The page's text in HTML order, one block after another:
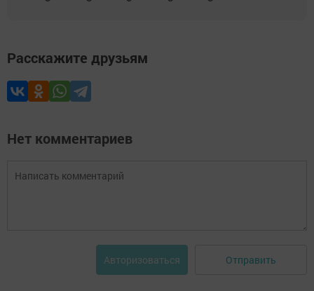
Расскажите друзьям
Нет комментариев
Авторизоваться Отправить